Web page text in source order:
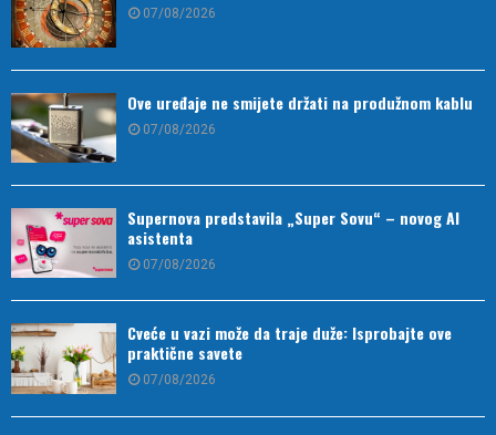
07/08/2026
Ove uređaje ne smijete držati na produžnom kablu
07/08/2026
Supernova predstavila „Super Sovu“ – novog AI
asistenta
07/08/2026
Cveće u vazi može da traje duže: Isprobajte ove
praktične savete
07/08/2026